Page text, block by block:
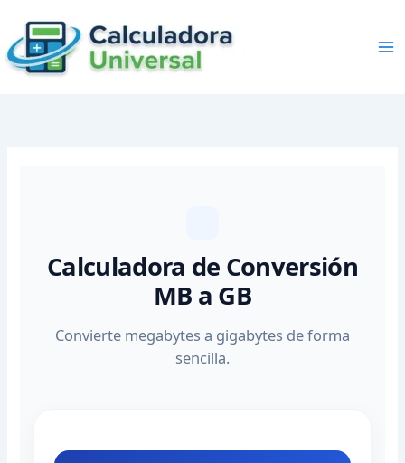
content
Calculadora de Conversión
MB a GB
Convierte megabytes a gigabytes de forma
sencilla.